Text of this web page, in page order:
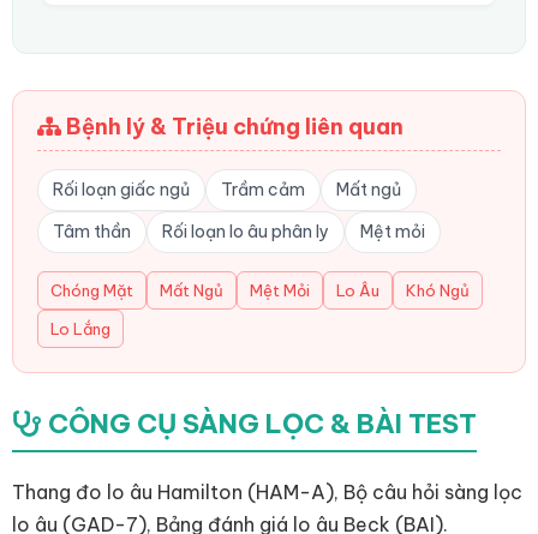
Bệnh lý & Triệu chứng liên quan
Rối loạn giấc ngủ Trầm cảm
Mất ngủ
Tâm thần
Rối loạn lo âu phân ly Mệt mỏi
Chóng Mặt Mất Ngủ Mệt Mỏi Lo Âu
Khó Ngủ
Lo Lắng
CÔNG CỤ SÀNG LỌC & BÀI TEST
Thang đo lo âu Hamilton (HAM-A), Bộ câu hỏi sàng lọc
lo âu (GAD-7), Bảng đánh giá lo âu Beck (BAI).